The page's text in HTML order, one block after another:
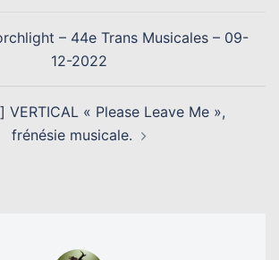
– 44e Trans Musicales – 09-
12-2022
VERTICAL « Please Leave Me »,
frénésie musicale.